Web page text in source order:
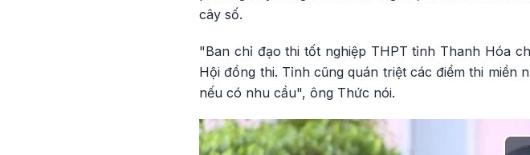
cây số.
"Ban chỉ đạo thi tốt nghiệp THPT tỉnh Thanh Hóa
Hội đồng thi. Tỉnh cũng quán triệt các điểm thi
nếu có nhu cầu", ông Thức nói.